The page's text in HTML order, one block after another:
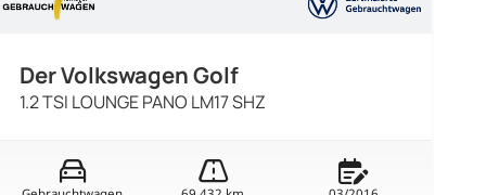
Der Volkswagen Golf
1.2 TSI LOUNGE PANO LM17 SHZ